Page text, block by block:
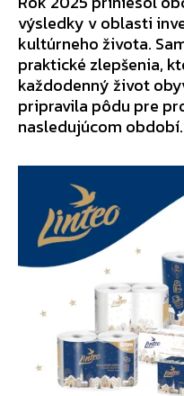
výsledky v oblasti
kultúrneho života.
praktické zlepšenia,
každodenný život
pripravila pôdu pre
nasledujúcom období.